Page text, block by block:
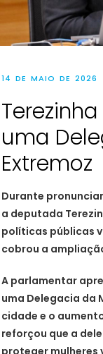
14 DE MAIO DE 2026
uma
Extremoz
Durante
a deputada
políticas públicas
cobrou a
A parlamentar
uma Delegacia da
cidade e o
reforçou que a